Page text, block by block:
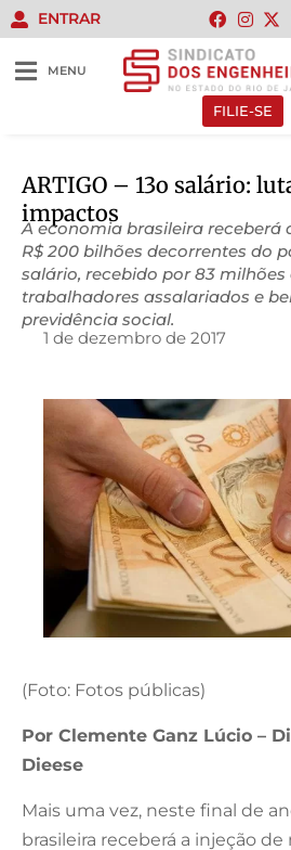
ENTRAR
MENU
FILIE-SE
ARTIGO – 13o salário:
impactos
A economia brasileira receberá
R$ 200 bilhões decorrentes do
salário, recebido por 83 milhões
trabalhadores assalariados e
previdência social.
1 de dezembro de 2017
(Foto: Fotos públicas)
Por Clemente Ganz Lúcio –
Dieese
Mais uma vez, neste final de
brasileira receberá a injeção